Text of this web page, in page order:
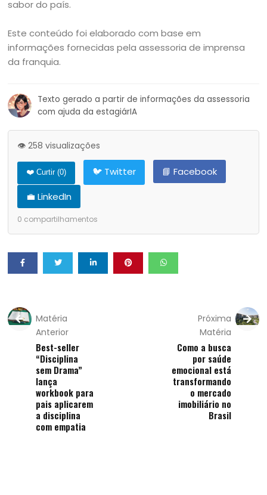
sabor do país.
Este conteúdo foi elaborado com base em
informações fornecidas pela assessoria de imprensa
da franquia.
Texto gerado a partir de informações da assessoria
com ajuda da estagiárIA
👁️ 258 visualizações
❤️ Curtir (0) 🐦 Twitter
📘 Facebook
💼 LinkedIn
0 compartilhamentos
Matéria
Anterior
Best-seller
“Disciplina
sem Drama”
lança
workbook para
pais aplicarem
a disciplina
com empatia
Próxima
Matéria
Como a busca
por saúde
emocional está
transformando
o mercado
imobiliário no
Brasil